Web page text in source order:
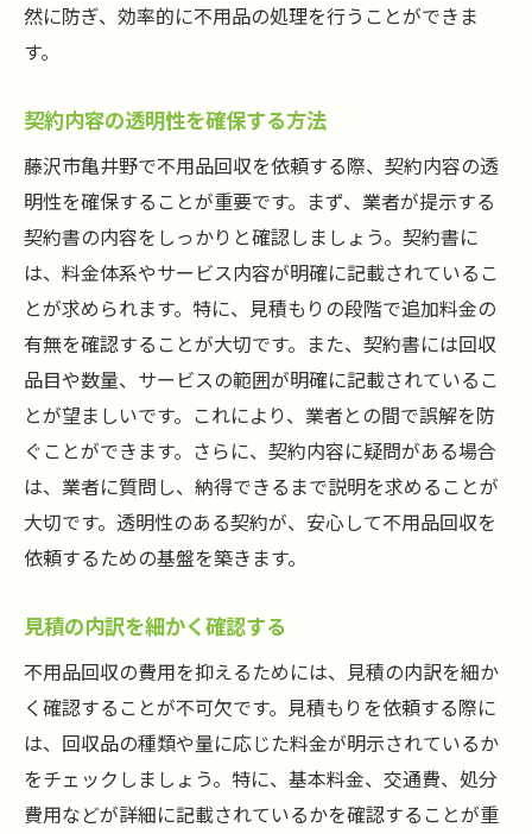
然に防ぎ、効率的に不用品の処理を行うことができま
す。
契約内容の透明性を確保する方法
藤沢市亀井野で不用品回収を依頼する際、契約内容の透
明性を確保することが重要です。まず、業者が提示する
契約書の内容をしっかりと確認しましょう。契約書に
は、料金体系やサービス内容が明確に記載されているこ
とが求められます。特に、見積もりの段階で追加料金の
有無を確認することが大切です。また、契約書には回収
品目や数量、サービスの範囲が明確に記載されているこ
とが望ましいです。これにより、業者との間で誤解を防
ぐことができます。さらに、契約内容に疑問がある場合
は、業者に質問し、納得できるまで説明を求めることが
大切です。透明性のある契約が、安心して不用品回収を
依頼するための基盤を築きます。
見積の内訳を細かく確認する
不用品回収の費用を抑えるためには、見積の内訳を細か
く確認することが不可欠です。見積もりを依頼する際に
は、回収品の種類や量に応じた料金が明示されているか
をチェックしましょう。特に、基本料金、交通費、処分
費用などが詳細に記載されているかを確認することが重